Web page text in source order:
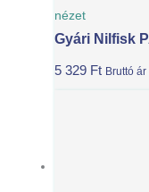
nézet
Gyári Nilfisk
5 329 Ft Bruttó